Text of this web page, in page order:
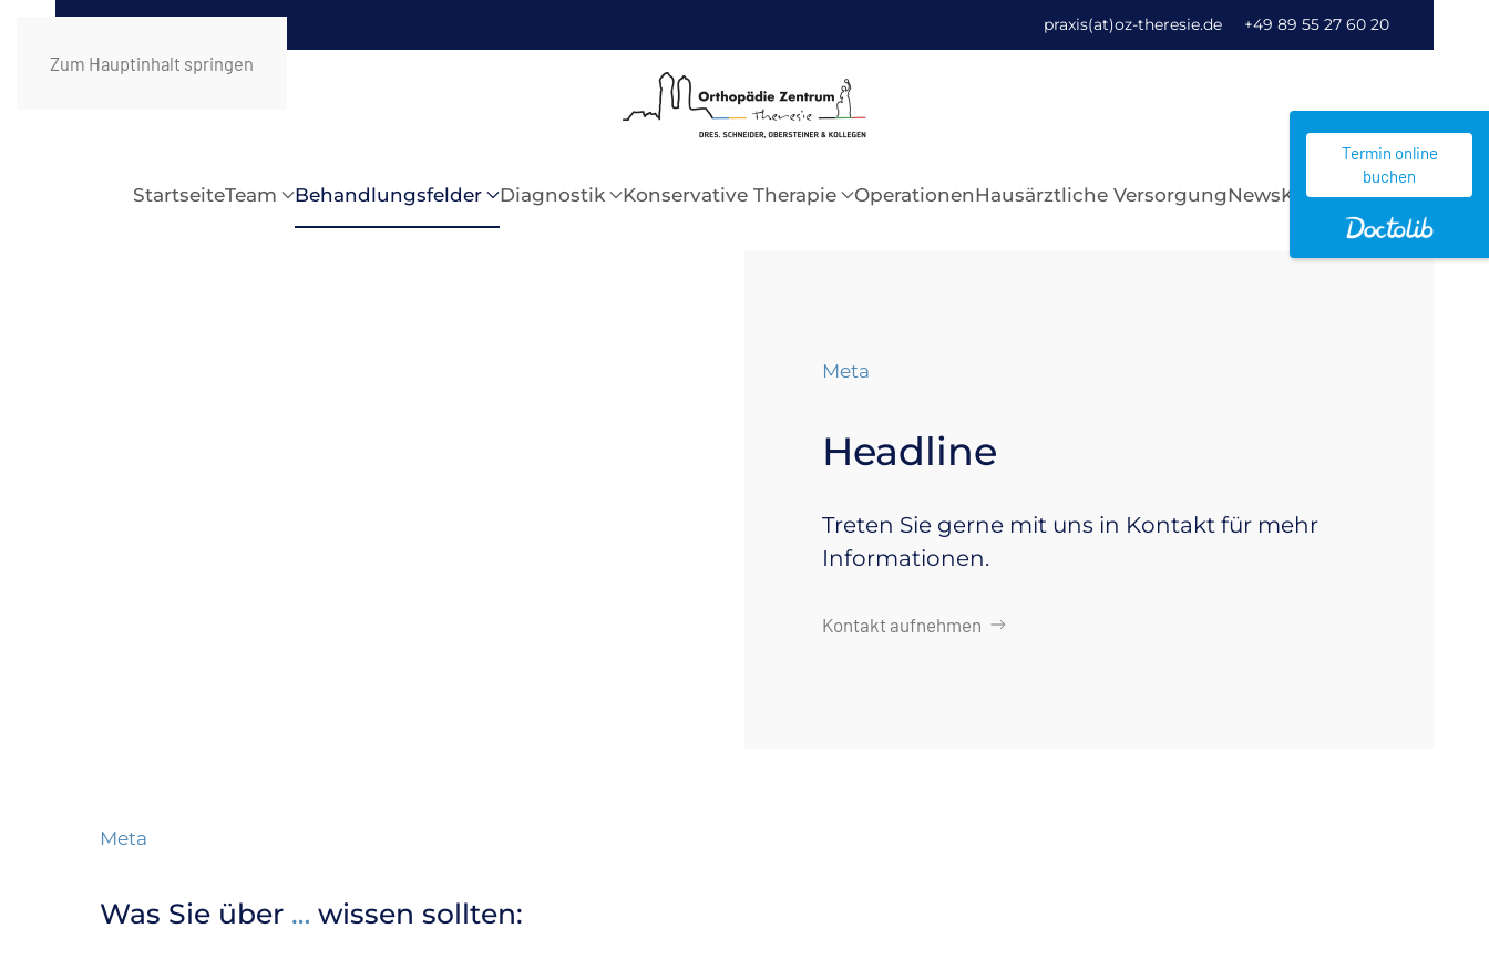
Termin online
buchen
Zum Hauptinhalt springen
praxis(at)oz-theresie.de +49 89 55 27 60 20
StartseiteTeam Behandlungsfelder Diagnostik Konservative Therapie OperationenHausärztliche VersorgungNewsKontakt
Meta
Headline
Treten Sie gerne mit uns in Kontakt für mehr
Informationen.
Kontakt aufnehmen
Meta
Was Sie über … wissen sollten: